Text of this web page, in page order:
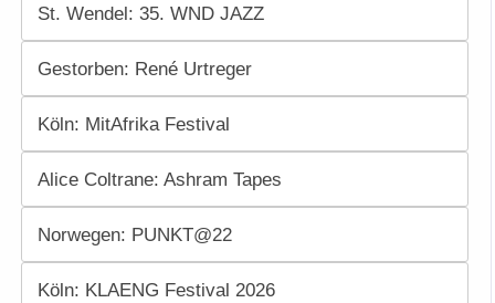
St. Wendel: 35. WND JAZZ
Gestorben: René Urtreger
Köln: MitAfrika Festival
Alice Coltrane: Ashram Tapes
Norwegen: PUNKT@22
Köln: KLAENG Festival 2026